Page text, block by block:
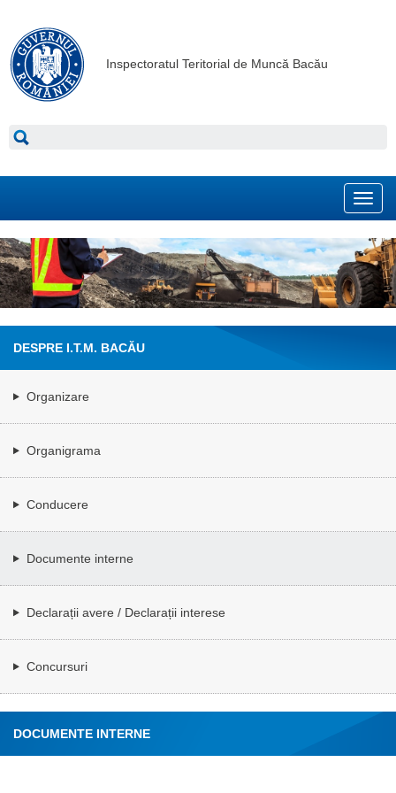
Inspectoratul Teritorial de Muncă Bacău
DESPRE I.T.M. BACĂU
Organizare
Organigrama
Conducere
Documente interne
Declarații avere / Declarații interese
Concursuri
DOCUMENTE INTERNE